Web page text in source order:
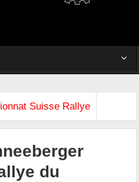
Suisse Rallye
du